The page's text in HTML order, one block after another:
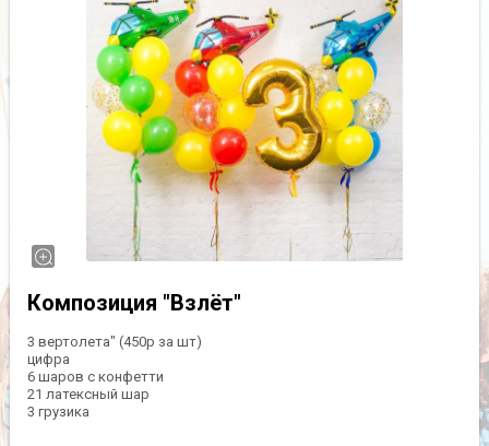
Композиция "Взлёт"
3 вертолета" (450р за шт)
цифра
6 шаров с конфетти
21 латексный шар
3 грузика